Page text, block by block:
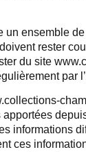
ensemble
rester
du site
par
informations
ces